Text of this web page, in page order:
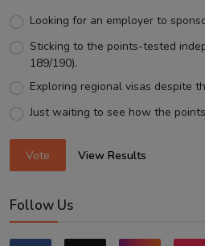
Looking for an employer to
Sticking to the points-tested
189/190).
Exploring regional visas despite
Just waiting to see how the
Vote View Results
Follow Us